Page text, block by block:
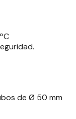
de Ø 50 mm